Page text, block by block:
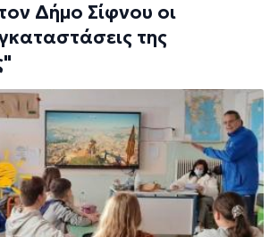
Δήμο Σίφνου οι
της